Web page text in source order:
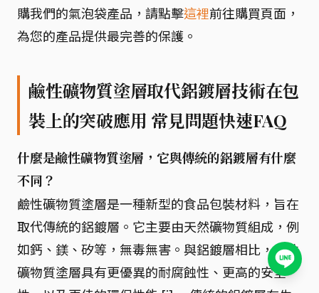
購我們的氣泡袋產品，請點擊這裡前往購買頁面，
為您的產品提供最完善的保護。
鹼性礦物質塗層取代鋁鍍層技術在包
裝上的突破應用 常見問題快速FAQ
什麼是鹼性礦物質塗層，它與傳統的鋁鍍層有什麼
不同？
鹼性礦物質塗層是一種新型的食品包裝材料，旨在
取代傳統的鋁鍍層。它主要由天然礦物質組成，例
如鈣、鎂、矽等，無毒無害。與鋁鍍層相比，鹼性
礦物質塗層具有更優異的耐腐蝕性、更高的安全